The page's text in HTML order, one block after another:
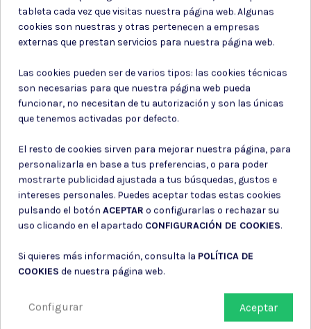
Suscríbete a nuestro boletín
Puede darse de baja en cualquier momento. Para ello, consulte nuestra
información de contacto en el aviso legal.
Consiento el uso de mis datos para los fines indicados en la
Consiento el uso de mis datos personales para recibir publicidad
de su entidad.
tableta cada vez que visitas nuestra página web. Algunas
cookies son nuestras y otras pertenecen a empresas
externas que prestan servicios para nuestra página web.
Las cookies pueden ser de varios tipos: las cookies técnicas
son necesarias para que nuestra página web pueda
funcionar, no necesitan de tu autorización y son las únicas
que tenemos activadas por defecto.
El resto de cookies sirven para mejorar nuestra página, para
personalizarla en base a tus preferencias, o para poder
mostrarte publicidad ajustada a tus búsquedas, gustos e
intereses personales. Puedes aceptar todas estas cookies
pulsando el botón ACEPTAR o configurarlas o rechazar su
uso clicando en el apartado CONFIGURACIÓN DE COOKIES.
Si quieres más información, consulta la POLÍTICA DE
COOKIES de nuestra página web.
Aceptar
Configurar